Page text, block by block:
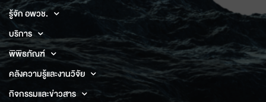
รู้จัก อพวช.
บริการ
พิพิธภัณฑ์
คลังความรู้และงานวิจัย
กิจกรรมและข่าวสาร